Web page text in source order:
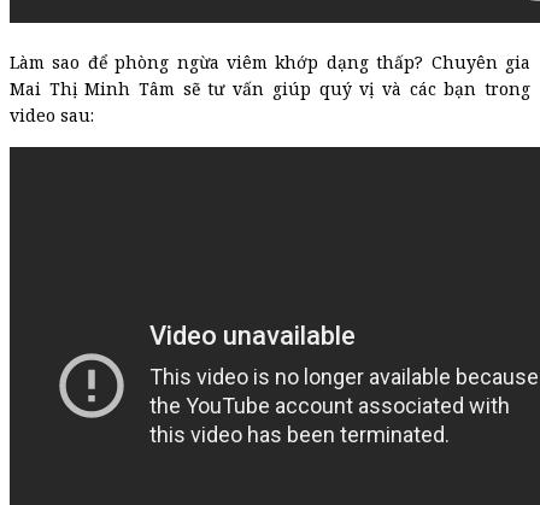
Làm sao để phòng ngừa viêm khớp dạng thấp? Chuyên gia
Mai Thị Minh Tâm sẽ tư vấn giúp quý vị và các bạn trong
video sau: